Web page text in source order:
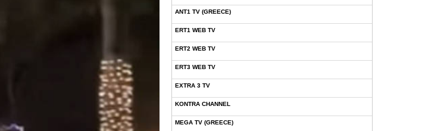
ANT1 TV (GREECE)
ERT1 WEB TV
ERT2 WEB TV
ERT3 WEB TV
EXTRA 3 TV
KONTRA CHANNEL
MEGA TV (GREECE)